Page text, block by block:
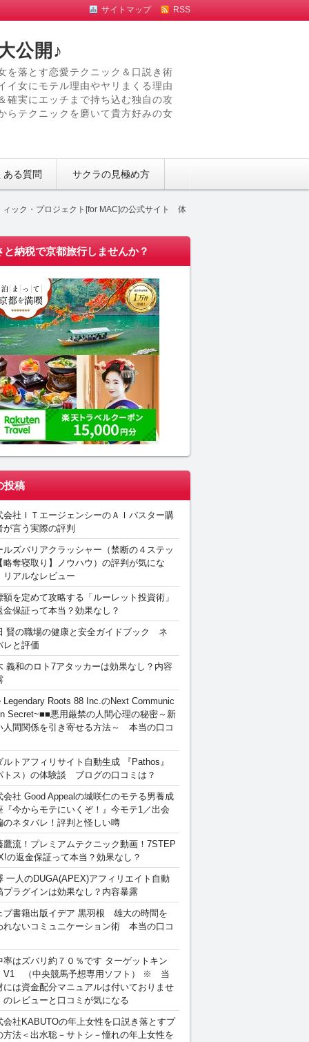
サイトマップ RSS
公開♪
を落とす恋愛テクニック＆口説き術
イ女にモテル理由やヤリまくる理由
確実にエッチまで持ち込む独自の攻
らテクニックを磨いて貴方好みの女
る質問 サクラの見極め方
ィック・プロジェクト[for MAC]の公式サイト 体
と納税で京都旅行しませんか？
投稿
会社ＩＴエージェンシーのＡＩバスター購
が言う実際の評判
ルズバリアクラッシャー（禁断の４ステッ
略奪寝取り】ノウハウ）の評判が気にな
リアルなレビュー
額を定めて攻略する「ルーレット投資術」
金保証って本当？効果なし？
賢の職場の健康と安全ガイドブック ネ
レと評価
義和のロト7アタッカーは効果なし？内容
Legendary Roots 88 Inc.のNext Communic
Secret~■■悪用厳禁の人間心理の秘密～新
人間関係を引き寄せる方法～ 本当の口コ
ルトアフィリサイト自動生成 『Pathos』
トス）の体験談 ブログの口コミは？
会社 Good Appealの城咲仁のモテる男養成
『今からモテにいくぞ！』今モテ1／出会
のネタバレ！評判と怪しい噂
鷹流！プレミアムテクニック動画！7STEP
の返金保証って本当？効果なし？
一人のDUGA(APEX)アフィリエイト自動
プラグインは効果なし？内容暴露
ブ書籍出版イデア 黒羽根 雄大の時間を
れないコミュニケーション術 本当の口コ
率はズバリ約７０％です ターゲットキン
（中央競馬予想専用ソフト） ※ 当
には資金配分マニュアルは付いておりませ
のレビューと口コミが気になる
会社KABUTOの年上女性を口説き落とすプ
方法＜出水聡－サトシ－憧れの年上女性を